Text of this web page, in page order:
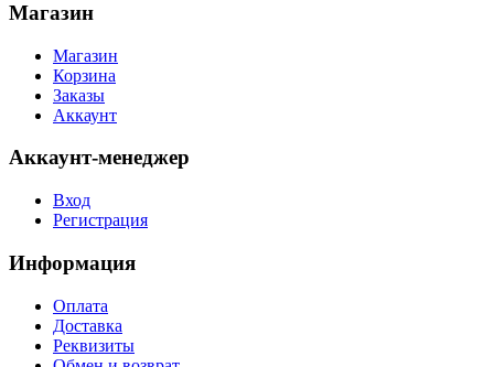
Магазин
Магазин
Корзина
Заказы
Аккаунт
Аккаунт-менеджер
Вход
Регистрация
Информация
Оплата
Доставка
Реквизиты